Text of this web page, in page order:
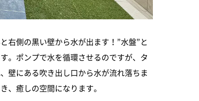
右側の黒い壁から水が出ます！”水盤”と
。ポンプで水を循環させるのですが、タ
壁にある吹き出し口から水が流れ落ちま
、癒しの空間になります。